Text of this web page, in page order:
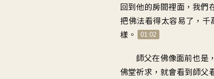
回到他的房間裡面，我們
把佛法看得太容易了 ， 千
樣 。 01:02
師父在佛像面前也是
佛堂祈求 ，就會看到師父